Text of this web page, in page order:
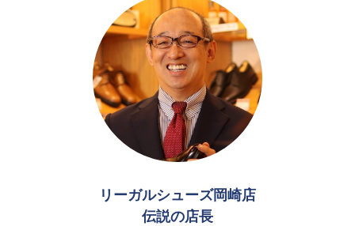
リーガルシューズ岡崎店
伝説の店長